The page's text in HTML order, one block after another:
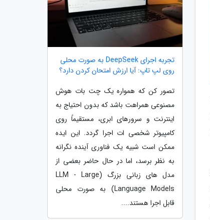
تجربه اجرای DeepSeek به صورت محلی
روی لپ تاپ: آیا ارزش امتحان کردن دارد؟
تصور کن که همواره یک چت بات هوش
مصنوعی همراهت باشد که بدون احتیاج به
اینترنت و سرورهای ابری، مستقیماً روی
کامپیوتر شخصی ات اجرا گردد. این ایده
ممکن است شبیه یک فناوری آینده نگرانه
به نظر برسد، اما در حال حاضر بعضی از
مدل های زبانی بزرگ (LLM - Large
Language Models) به صورت محلی
قابل اجرا هستند....